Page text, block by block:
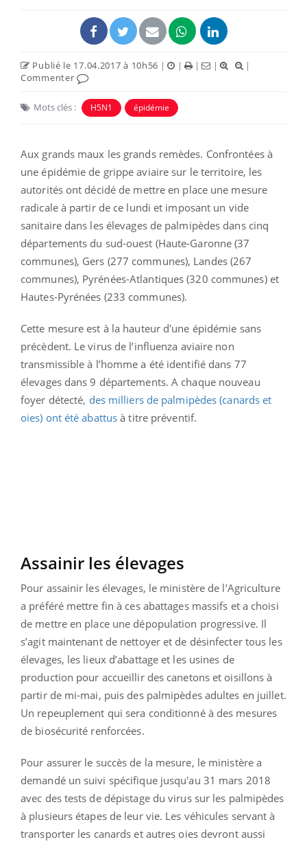
Publié le 17.04.2017 à 10h56 | | | |
|
Commenter
Mots clés : H5N1 épidémie
Aux grands maux les grands remèdes. Confrontées à
une épidémie de grippe aviaire sur le territoire, les
autorités ont décidé de mettre en place une mesure
radicale à partir de ce lundi et imposant un vide
sanitaire dans les élevages de palmipèdes dans cinq
départements du sud-ouest (Haute-Garonne (37
communes), Gers (277 communes), Landes (267
communes), Pyrénées-Atlantiques (320 communes) et
Hautes-Pyrénées (233 communes).
Cette mesure est à la hauteur d'une épidémie sans
précèdent. Le virus de l’influenza aviaire non
transmissible à l’homme a été identifié dans 77
élevages dans 9 départements. A chaque nouveau
foyer détecté, des milliers de palmipèdes (canards et
oies) ont été abattus à titre préventif.
Assainir les élevages
Pour assainir les élevages, le ministère de l’Agriculture
a préféré mettre fin à ces abattages massifs et a choisi
de mettre en place une dépopulation progressive. Il
s’agit maintenant de nettoyer et de désinfecter tous les
élevages, les lieux d’abattage et les usines de
production pour accueillir des canetons et oisillons à
partir de mi-mai, puis des palmipèdes adultes en juillet.
Un repeuplement qui sera conditionné à des mesures
de biosécurité renforcées.
Pour assurer le succès de la mesure, le ministère a
demandé un suivi spécifique jusqu'au 31 mars 2018
avec des tests de dépistage du virus sur les palmipèdes
à plusieurs étapes de leur vie. Les véhicules servant à
transporter les canards et autres oies devront aussi